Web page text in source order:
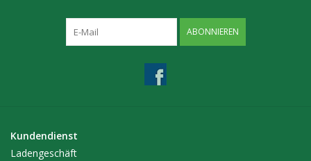
ABONNIEREN
Kundendienst
Ladengeschäft